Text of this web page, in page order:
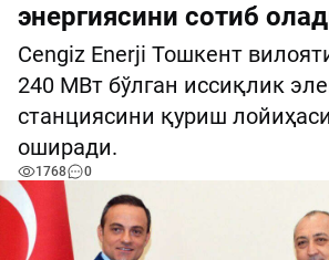
энергиясини сотиб
Cengiz Enerji Тошкент
240 МВт бўлган иссиқлик
станциясини қуриш
оширади.
1768 0